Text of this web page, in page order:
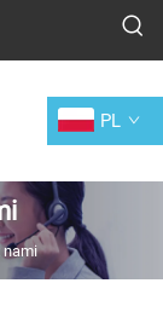
PL
nami